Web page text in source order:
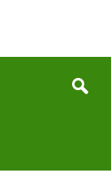
the
Search